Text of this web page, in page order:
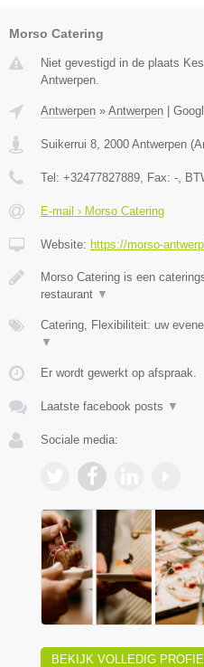
Morso Catering
Niet gevestigd in de plaats
Antwerpen.
Antwerpen » Antwerpen
Suikerrui 8, 2000 Antwerpen (
Tel: +32477827889, Fax: -,
E-mail › Morso Catering
Website: https://morso-
Morso Catering is een
restaurant ▼
Catering, Flexibiliteit: uw
▼
Er wordt gewerkt op afspraak.
Laatste facebook posts ▼
Sociale media:
BEKIJK VOLLEDIG PROFIEL